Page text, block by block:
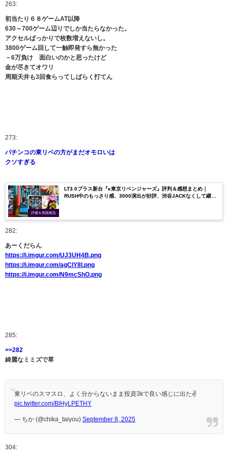
263:
初当たり６８ゲームAT以降
630～700ゲーム辺りでしか当たらなかった。
アクセルばっかりで枚数増えないし。
3800ゲーム回して一触即発すら無かった
－6万負け 面白いのかと思ったけど
金が尽きてオワリ
周期天井も3回食らってしばらく打てん
273:
パチンコの東リベの方がまだオモロいは
クソすぎる
評価＆実践報告
LT3.0プラス新台『e東京リベンジャーズ』評判＆感想まとめ｜
RUSH中のもっさり感、3000演出が好評、渋谷JACKなくして継続
282:
あーくだらん
https://i.imgur.com/UJ3UH4B.png
https://i.imgur.com/agClY8I.png
https://i.imgur.com/N9mcShO.png
285:
>>282
綺麗なミミズで草
東リベのスマスロ、よく分からないまま投資3kで良い感じに出た✌️
pic.twitter.com/BlHyLPETHY
— ちか (@chika_taiyou) September 8, 2025
304: